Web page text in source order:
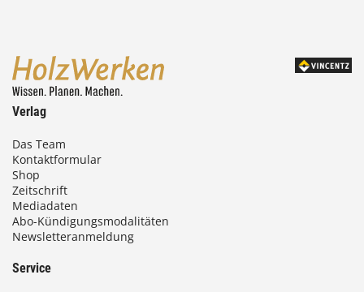
0
Verlag
Das Team
Kontaktformular
Shop
Zeitschrift
Mediadaten
Abo-Kündigungsmodalitäten
Newsletteranmeldung
Service